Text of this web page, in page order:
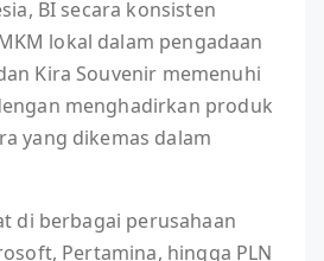
BI secara konsisten
lokal dalam pengadaan
Kira Souvenir memenuhi
menghadirkan produk
yang dikemas dalam
di berbagai perusahaan
Pertamina, hingga PLN